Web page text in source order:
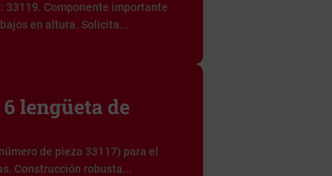
33119. Componente importante
en altura. Solicita...
lengüeta de
de pieza 33117) para el
Construcción robusta...